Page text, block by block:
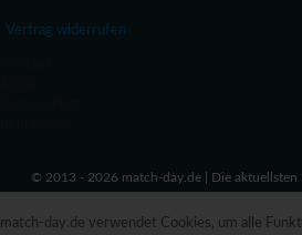
Vertrag widerrufen
© 2013 - 2026 match-day.de | Die aktuellsten
match-day.de verwendet Cookies, um alle